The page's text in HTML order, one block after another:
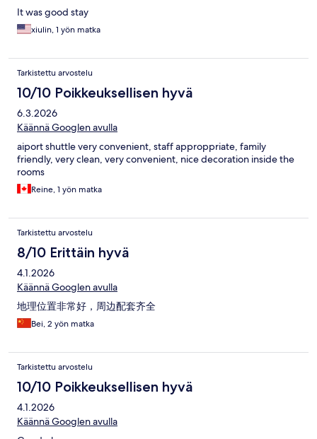
It was good stay
xiulin, 1 yön matka
Tarkistettu arvostelu
10/10 Poikkeuksellisen hyvä
6.3.2026
Käännä Googlen avulla
aiport shuttle very convenient, staff approppriate, family
friendly, very clean, very convenient, nice decoration inside the
rooms
Reine, 1 yön matka
Tarkistettu arvostelu
8/10 Erittäin hyvä
4.1.2026
Käännä Googlen avulla
地理位置非常好，周边配套齐全
Bei, 2 yön matka
Tarkistettu arvostelu
10/10 Poikkeuksellisen hyvä
4.1.2026
Käännä Googlen avulla